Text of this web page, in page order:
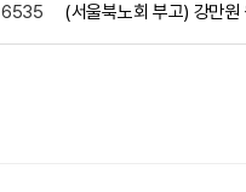
6535 (서울북노회 부고) 강만